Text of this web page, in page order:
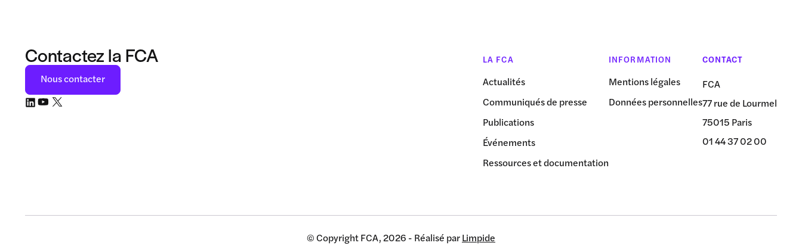
Contactez la FCA
Nous contacter
LA FCA
Actualités
Communiqués de presse
Publications
Événements
Ressources et documentation
INFORMATION
Mentions légales
Données personnelles
CONTACT
FCA
77 rue de Lourmel
75015 Paris
01 44 37 02 00
© Copyright FCA, 2026 - Réalisé parLimpide